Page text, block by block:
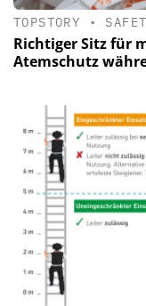
TOPSTORY •
Richtiger Sitz für
Atemschutz